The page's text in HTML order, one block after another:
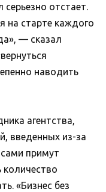
серьезно отстает.
на старте каждого
— сказал
наводить
агентства,
введенных из-за
примут
«Бизнес без